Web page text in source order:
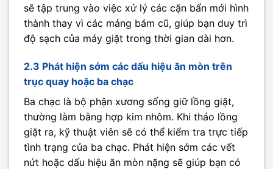
sẽ tập trung vào việc xử lý các cặn bẩn mới hình
thành thay vì các mảng bám cũ, giúp bạn duy trì
độ sạch của máy giặt trong thời gian dài hơn.
2.3 Phát hiện sớm các dấu hiệu ăn mòn trên
trục quay hoặc ba chạc
Ba chạc là bộ phận xương sống giữ lồng giặt,
thường làm bằng hợp kim nhôm. Khi tháo lồng
giặt ra, kỹ thuật viên sẽ có thể kiểm tra trực tiếp
tình trạng của ba chạc. Phát hiện sớm các vết
nứt hoặc dấu hiệu ăn mòn nặng sẽ giúp bạn có